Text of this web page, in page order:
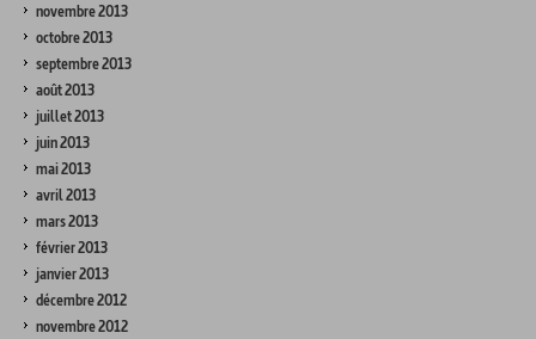
novembre 2013
octobre 2013
septembre 2013
août 2013
juillet 2013
juin 2013
mai 2013
avril 2013
mars 2013
février 2013
janvier 2013
décembre 2012
novembre 2012